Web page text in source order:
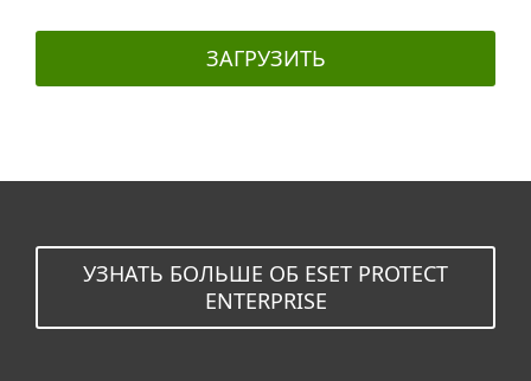
ЗАГРУЗИТЬ
УЗНАТЬ БОЛЬШЕ ОБ ESET PROTECT
ENTERPRISE